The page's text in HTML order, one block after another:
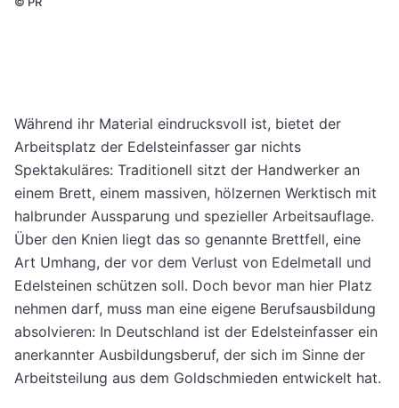
Während ihr Material eindrucksvoll ist, bietet der
Arbeitsplatz der Edelsteinfasser gar nichts
Spektakuläres: Traditionell sitzt der Handwerker an
einem Brett, einem massiven, hölzernen Werktisch mit
halbrunder Aussparung und spezieller Arbeitsauflage.
Über den Knien liegt das so genannte Brettfell, eine
Art Umhang, der vor dem Verlust von Edelmetall und
Edelsteinen schützen soll. Doch bevor man hier Platz
nehmen darf, muss man eine eigene Berufsausbildung
absolvieren: In Deutschland ist der Edelsteinfasser ein
anerkannter Ausbildungsberuf, der sich im Sinne der
Arbeitsteilung aus dem Goldschmieden entwickelt hat.